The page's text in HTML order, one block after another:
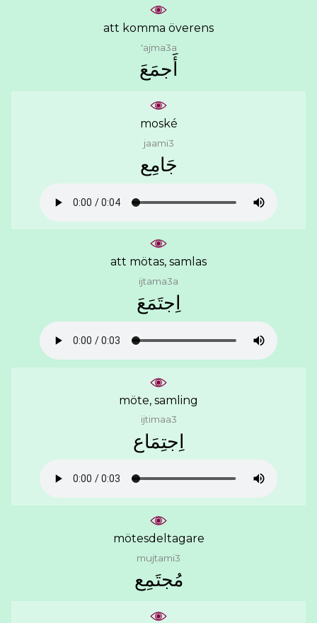
att komma överens
'ajma3a
ﺃَﺟﻤَﻊَ
moské
jaami3
ﺟَﺎﻣِﻊ
att mötas, samlas
ijtama3a
ﺍِﺟﺘَﻤَﻊَ
möte, samling
ijtimaa3
ﺍِﺟﺘِﻤَﺎﻉ
mötesdeltagare
mujtami3
ﻣُﺠﺘَﻤِﻊ